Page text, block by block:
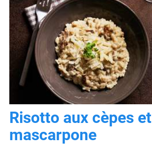
Risotto aux cèpes et
mascarpone